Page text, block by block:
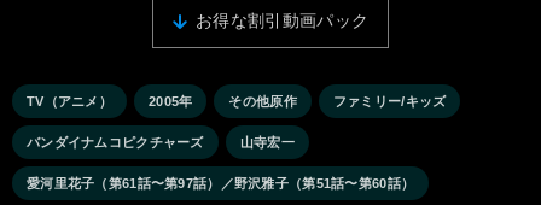
お得な割引動画パック
TV（アニメ） 2005年 その他原作 ファミリー/キッズ
バンダイナムコピクチャーズ 山寺宏一
愛河里花子（第61話〜第97話）／野沢雅子（第51話〜第60話）